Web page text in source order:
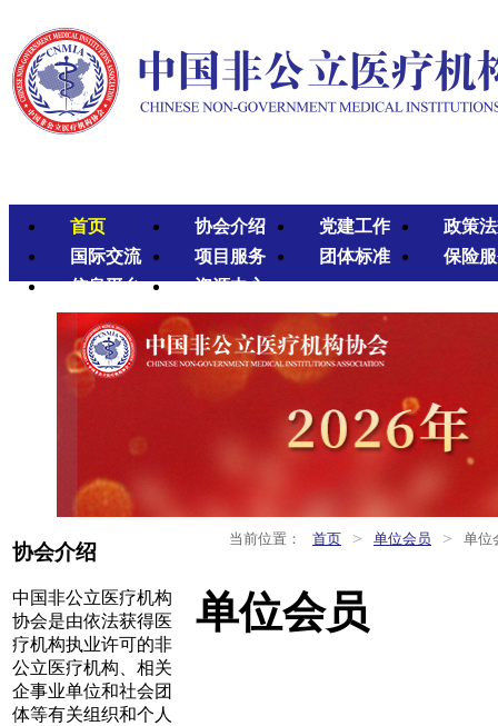
首页 协会介绍 党建工作
政策
国际交流
项目服务 团体标准
保险
信息平台
资源中心
协会介绍
中国非公立医疗机构
协会是由依法获得医
疗机构执业许可的非
公立医疗机构、相关
企事业单位和社会团
体等有关组织和个人
当前位置： 首页 > 单位会员 > 单位
单位会员